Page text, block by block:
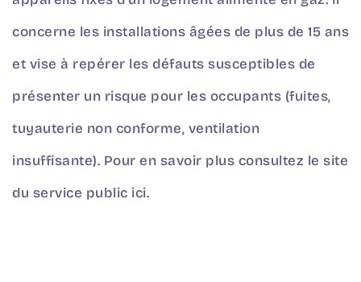
concerne les installations âgées de plus de 15 ans
et vise à repérer les défauts susceptibles de
présenter un risque pour les occupants (fuites,
tuyauterie non conforme, ventilation
insuffisante). Pour en savoir plus consultez le site
du service public ici.